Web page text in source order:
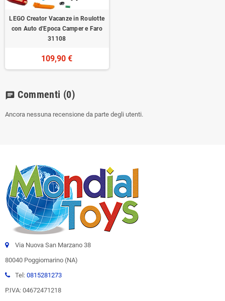
LEGO Creator Vacanze in Roulotte
con Auto d'Epoca Camper e Faro
31108
109,90 €
chat Commenti (0)
Ancora nessuna recensione da parte degli utenti.
Via Nuova San Marzano 38
80040 Poggiomarino (NA)
Tel: 0815281273
P.IVA: 04672471218